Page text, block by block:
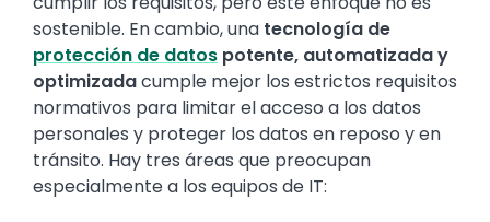
sostenible. En cambio, una tecnología de
protección de datos potente, automatizada y
optimizadacumple mejor los estrictos requisitos
normativos para limitar el acceso a los datos
personales y proteger los datos en reposo y en
tránsito. Hay tres áreas que preocupan
especialmente a los equipos de IT: